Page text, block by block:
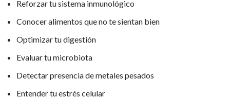
Reforzar tu sistema inmunológico
Conocer alimentos que no te sientan bien
Optimizar tu digestión
Evaluar tu microbiota
Detectar presencia de metales pesados
Entender tu estrés celular